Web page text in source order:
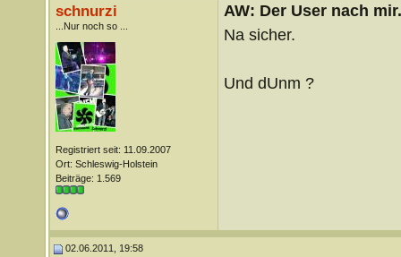
schnurzi
...Nur noch so ...
Registriert seit: 11.09.2007
Ort: Schleswig-Holstein
Beiträge: 1.569
AW: Der User nach
Na sicher.
Und dUnm ?
02.06.2011, 19:58